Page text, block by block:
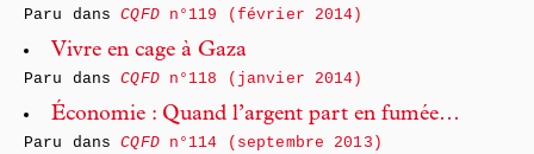
Paru dansCQFDn°119 (février 2014)
Vivre en cage à Gaza
Paru dansCQFDn°118 (janvier 2014)
Économie : Quand l’argent part en fumée…
Paru dansCQFDn°114 (septembre 2013)